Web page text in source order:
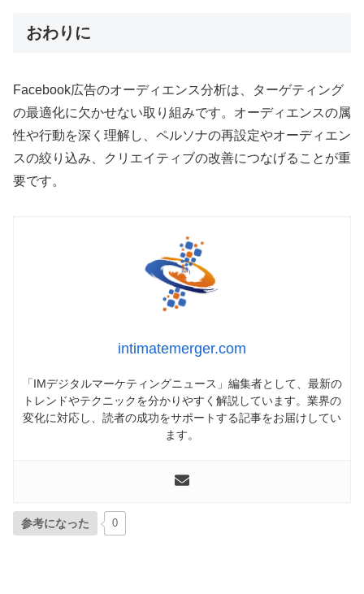
おわりに
Facebook広告のオーディエンス分析は、ターゲティング
の最適化に欠かせない取り組みです。オーディエンスの属
性や行動を深く理解し、ペルソナの再設定やオーディエン
スの絞り込み、クリエイティブの改善につなげることが重
要です。
intimatemerger.com
「IMデジタルマーケティングニュース」編集者として、最新の
トレンドやテクニックを分かりやすく解説しています。業界の
変化に対応し、読者の成功をサポートする記事をお届けしてい
ます。
参考になった 0